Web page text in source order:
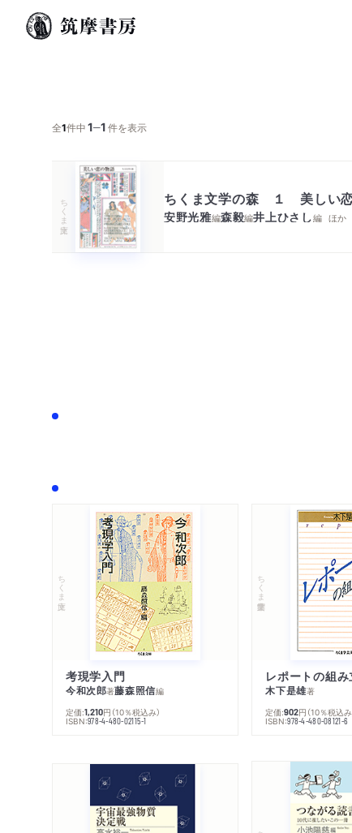
全1件中1─1件を表示
ちくま文庫 ちくま文学の森 １ 美しい
安野光雅編森毅編井上ひさし編 ほか
ちくま文庫
考現学入門
今和次郎著藤森照信編
定価:1,210円 （10％税込み）
ISBN:978-4-480-02115-1
ちくま学芸文庫
レポートの組
木下是雄著
定価:902円 （10％税込み
ISBN:978-4-480-08121-6